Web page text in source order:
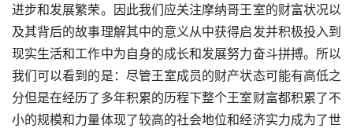
进步和发展繁荣。因此我们应关注摩纳哥王室的财富状况以
及其背后的故事理解其中的意义从中获得启发并积极投入到
现实生活和工作中为自身的成长和发展努力奋斗拼搏。所以
我们可以看到的是：尽管王室成员的财产状态可能有高低之
分但是在经历了多年积累的历程下整个王室财富都积累了不
小的规模和力量体现了较高的社会地位和经济实力成为了世